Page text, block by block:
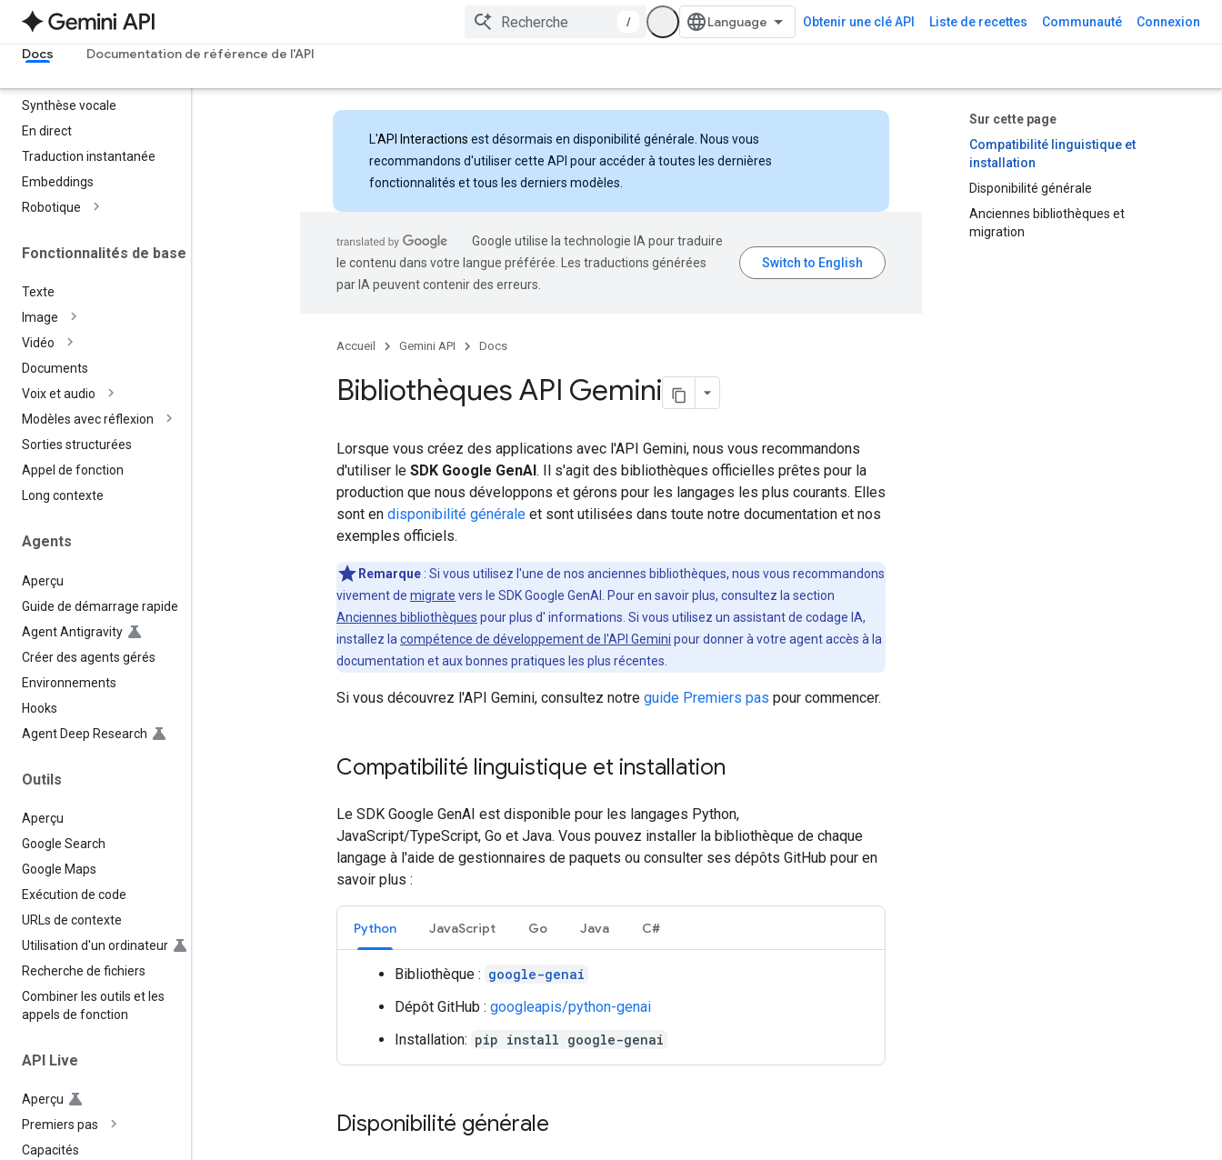
/ Obtenir une clé API Liste de recettes Communauté Connexion
Docs Documentation de référence de l'API
Lyria 3
Lyria RealTime
Synthèse vocale
En direct
Traduction instantanée
Embeddings
Robotique
Fonctionnalités de base
Texte
Image
Vidéo
Documents
Voix et audio
Modèles avec réflexion
Sorties structurées
Appel de fonction
Long contexte
Agents
Aperçu
Guide de démarrage rapide
Agent Antigravity
Créer des agents gérés
Environnements
Hooks
Agent Deep Research
Outils
Aperçu
Google Search
Google Maps
Exécution de code
URLs de contexte
Utilisation d'un ordinateur
Recherche de fichiers
Combiner les outils et les
appels de fonction
API Live
Aperçu
Premiers pas
Capacités
Sur cette page
Compatibilité linguistique et
installation
Disponibilité générale
Anciennes bibliothèques et
migration
L'API Interactions est désormais en disponibilité générale. Nous vous
recommandons d'utiliser cette API pour accéder à toutes les dernières
fonctionnalités et tous les derniers modèles.
Google utilise la technologie IA pour traduire
le contenu dans votre langue préférée. Les traductions générées
par IA peuvent contenir des erreurs.
Accueil Gemini API Docs
Bibliothèques API Gemini
Lorsque vous créez des applications avec l'API Gemini, nous vous recommandons
d'utiliser le SDK Google GenAI. Il s'agit des bibliothèques officielles prêtes pour la
production que nous développons et gérons pour les langages les plus courants. Elles
sont en disponibilité générale et sont utilisées dans toute notre documentation et nos
exemples officiels.
Remarque : Si vous utilisez l'une de nos anciennes bibliothèques, nous vous recommandons
vivement de migrate vers le SDK Google GenAI. Pour en savoir plus, consultez la section
Anciennes bibliothèques pour plus d' informations. Si vous utilisez un assistant de codage IA,
installez la compétence de développement de l'API Gemini pour donner à votre agent accès à la
documentation et aux bonnes pratiques les plus récentes.
Si vous découvrez l'API Gemini, consultez notre guide Premiers pas pour commencer.
Compatibilité linguistique et installation
Le SDK Google GenAI est disponible pour les langages Python,
JavaScript/TypeScript, Go et Java. Vous pouvez installer la bibliothèque de chaque
langage à l'aide de gestionnaires de paquets ou consulter ses dépôts GitHub pour en
savoir plus :
Python JavaScript Go Java C#
Bibliothèque : google-genai
Dépôt GitHub : googleapis/python-genai
Installation: pip install google-genai
Disponibilité générale